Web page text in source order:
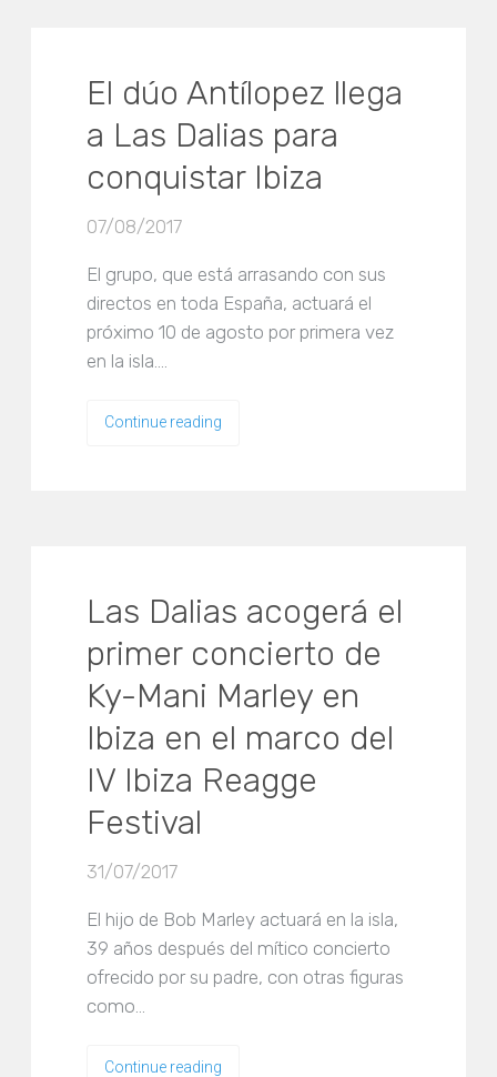
El dúo Antílopez llega
a Las Dalias para
conquistar Ibiza
07/08/2017
El grupo, que está arrasando con sus
directos en toda España, actuará el
próximo 10 de agosto por primera vez
en la isla.…
Continue reading
Las Dalias acogerá el
primer concierto de
Ky-Mani Marley en
Ibiza en el marco del
IV Ibiza Reagge
Festival
31/07/2017
El hijo de Bob Marley actuará en la isla,
39 años después del mítico concierto
ofrecido por su padre, con otras figuras
como…
Continue reading